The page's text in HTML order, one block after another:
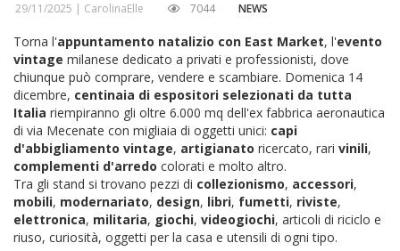
29/11/2025 | CarolinaElle 7044 NEWS
Torna l'appuntamento natalizio con East Market, l'evento
vintage milanese dedicato a privati e professionisti, dove
chiunque può comprare, vendere e scambiare. Domenica 14
dicembre, centinaia di espositori selezionati da tutta
Italia riempiranno gli oltre 6.000 mq dell'ex fabbrica aeronautica
di via Mecenate con migliaia di oggetti unici: capi
d'abbigliamento vintage, artigianato ricercato, rari vinili,
complementi d'arredo colorati e molto altro.
Tra gli stand si trovano pezzi di collezionismo, accessori,
mobili, modernariato, design, libri, fumetti, riviste,
elettronica, militaria, giochi, videogiochi, articoli di riciclo e
riuso, curiosità, oggetti per la casa e utensili di ogni tipo.